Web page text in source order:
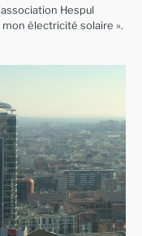
Hespul
électricité solaire ».